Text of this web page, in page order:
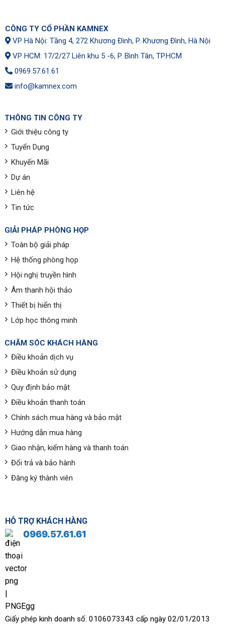
CÔNG TY CỔ PHẦN KAMNEX
VP Hà Nội: Tầng 4, 272 Khương Đình, P. Khương Đình, Hà Nội
VP HCM: 17/2/27 Liên khu 5 -6, P. Bình Tân, TP.HCM
0969.57.61.61
info@kamnex.com
THÔNG TIN CÔNG TY
Giới thiệu công ty
Tuyển Dụng
Khuyến Mãi
Dự án
Liên hệ
Tin tức
GIẢI PHÁP PHÒNG HỌP
Toàn bộ giải pháp
Hệ thống phòng họp
Hội nghị truyền hình
Âm thanh hội thảo
Thiết bị hiển thị
Lớp học thông minh
CHĂM SÓC KHÁCH HÀNG
Điều khoản dịch vụ
Điều khoản sử dụng
Quy định bảo mật
Điều khoản thanh toán
Chính sách mua hàng và bảo mật
Hướng dẫn mua hàng
Giao nhận, kiểm hàng và thanh toán
Đổi trả và bảo hành
Đăng ký thành viên
HỖ TRỢ KHÁCH HÀNG
0969.57.61.61
Giấy phép kinh doanh số: 0106073343 cấp ngày 02/01/2013